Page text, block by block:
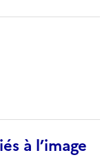
à l’image